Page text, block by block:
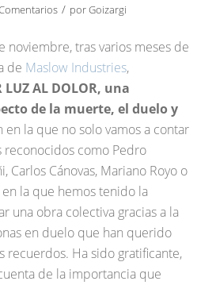
/ porGoizargi
noviembre, tras varios meses de
de Maslow Industries,
LUZ AL DOLOR, una
de la muerte, el duelo y
en la que no solo vamos a contar
reconocidos como Pedro
Carlos Cánovas, Mariano Royo o
la que hemos tenido la
una obra colectiva gracias a la
en duelo que han querido
recuerdos. Ha sido gratificante,
de la importancia que